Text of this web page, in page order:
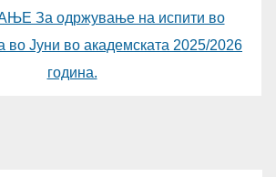
За одржување на испити во
во Јуни во академската 2025/2026
година.